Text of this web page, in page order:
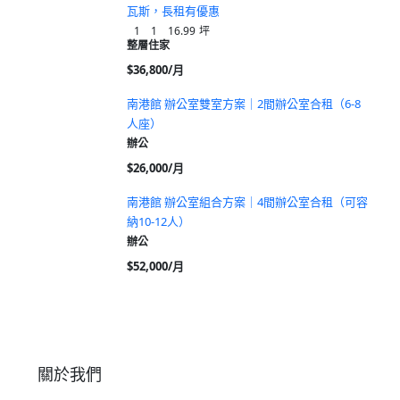
瓦斯，長租有優惠
1 1 16.99 坪
整層住家
$36,800/月
南港館 辦公室雙室方案｜2間辦公室合租（6-8
人座）
辦公
$26,000/月
南港館 辦公室組合方案｜4間辦公室合租（可容
納10-12人）
辦公
$52,000/月
關於我們